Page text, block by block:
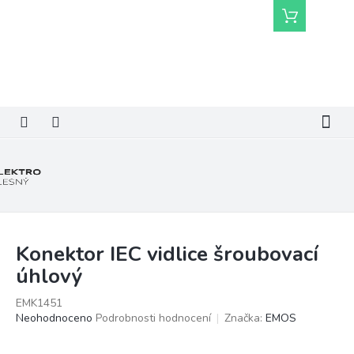
Nákupní
košík
Konektor IEC vidlice šroubovací
úhlový
EMK1451
Průměrné
Neohodnoceno Podrobnosti hodnocení Značka: EMOS